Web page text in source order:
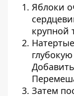
Яблоки
крупной
Затем